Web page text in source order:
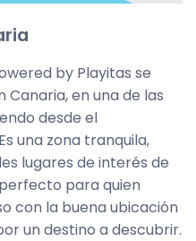
by Playitas se
en una de las
desde el
una zona tranquila,
lugares de interés de
para quien
con la buena ubicación
un destino a descubrir.